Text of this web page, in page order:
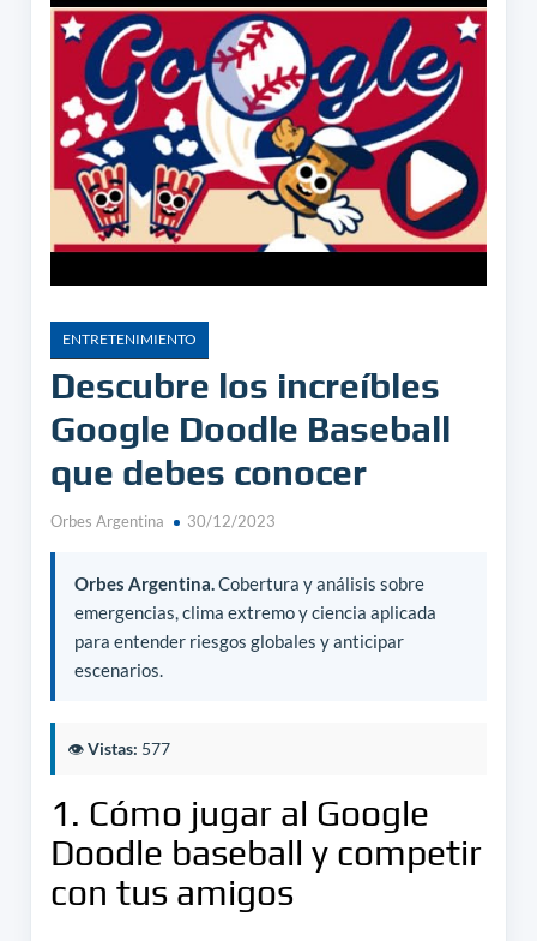
ENTRETENIMIENTO
Descubre los increíbles
Google Doodle Baseball
que debes conocer
Orbes Argentina 30/12/2023
Orbes Argentina.Cobertura y análisis sobre
emergencias, clima extremo y ciencia aplicada
para entender riesgos globales y anticipar
escenarios.
👁️Vistas: 577
1. Cómo jugar al Google
Doodle baseball y competir
con tus amigos